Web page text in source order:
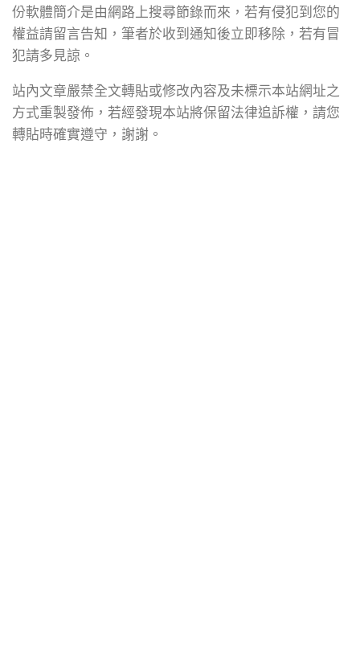
份軟體簡介是由網路上搜尋節錄而來，若有侵犯到您的
權益請留言告知，筆者於收到通知後立即移除，若有冒
犯請多見諒。
站內文章嚴禁全文轉貼或修改內容及未標示本站網址之
方式重製發佈，若經發現本站將保留法律追訴權，請您
轉貼時確實遵守，謝謝。